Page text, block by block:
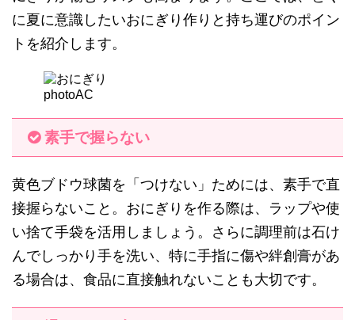
に夏に意識したいおにぎり作りと持ち運びのポイン
トを紹介します。
photoAC
素手で握らない
黄色ブドウ球菌を「つけない」ためには、素手で直
接握らないこと。おにぎりを作る際は、ラップや使
い捨て手袋を活用しましょう。さらに調理前は石け
んでしっかり手を洗い、特に手指に傷や絆創膏があ
る場合は、食品に直接触れないことも大切です。